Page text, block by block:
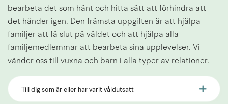
bearbeta det som hänt och hitta sätt att förhindra att
det händer igen. Den främsta uppgiften är att hjälpa
familjer att få slut på våldet och att hjälpa alla
familjemedlemmar att bearbeta sina upplevelser. Vi
vänder oss till vuxna och barn i alla typer av relationer.
Till dig som är eller har varit våldutsatt